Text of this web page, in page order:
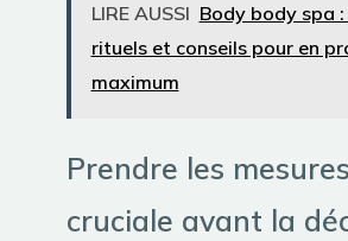
LIRE AUSSI Body body spa
rituels et conseils pour en
maximum
Prendre les
cruciale avant la